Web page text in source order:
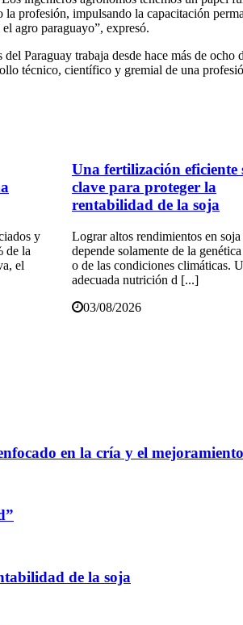
profesión, impulsando la capacitación
agro paraguayo”, expresó.
Paraguay trabaja desde hace más de ocho
técnico, científico y gremial de una
y
de la
el
Una fertilización eficiente
clave para proteger la
rentabilidad de la soja
Lograr altos rendimientos en
depende solamente de la
o de las condiciones climáticas.
adecuada nutrición d [...]
03/08/2026
en la cría y el
de la soja